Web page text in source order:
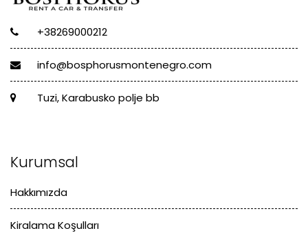
+38269000212
info@bosphorusmontenegro.com
Tuzi, Karabusko polje bb
Kurumsal
Hakkımızda
Kiralama Koşulları